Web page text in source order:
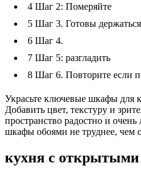
4 Шаг 2: Померяйте
5 Шаг 3. Готовы держаться
6 Шаг 4.
7 Шаг 5: разгладить
8 Шаг 6. Повторите если
Украсьте ключевые шкафы для
Добавить цвет, текстуру и
пространство радостно и
шкафы обоями не труднее, чем
кухня с